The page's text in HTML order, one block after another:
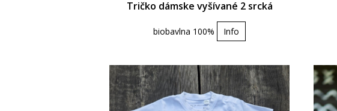
Tričko dámske vyšívané 2 srcká
biobavlna 100% Info